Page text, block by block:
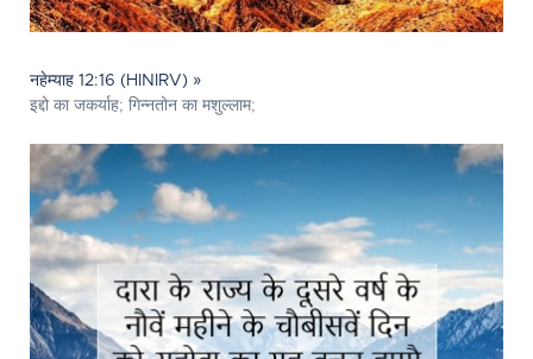
नहेम्याह 12:16 (HINIRV) »
इद्दो का जकर्याह; गिन्‍नतोन का मशुल्लाम;